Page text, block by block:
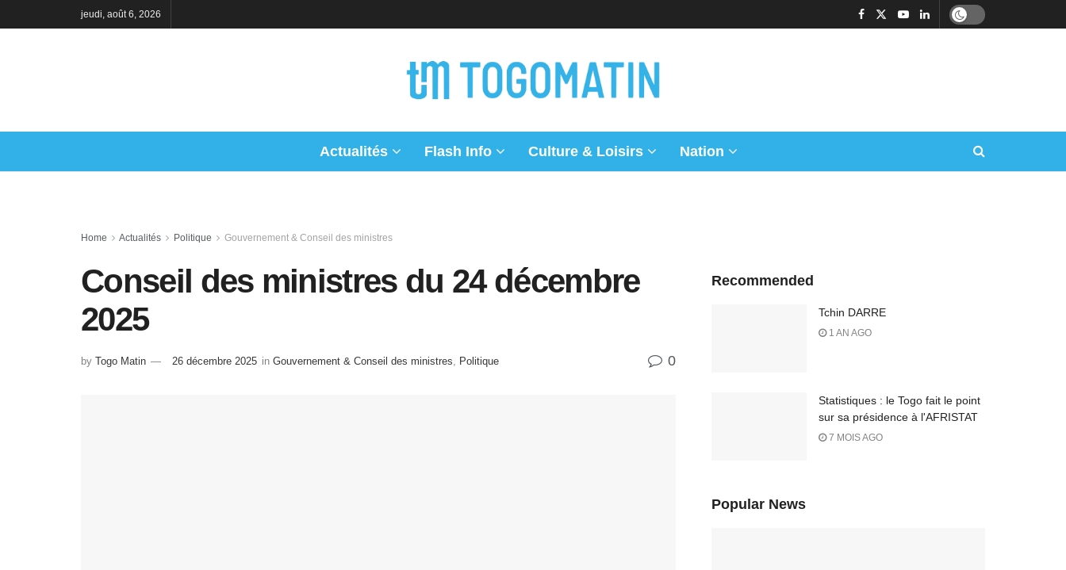
jeudi, août 6, 2026
Actualités Flash Info Culture & Loisirs Nation
Home Actualités Politique Gouvernement & Conseil des ministres
Conseil des ministres du 24 décembre
2025
by Togo Matin 26 décembre 2025 in Gouvernement & Conseil des ministres Politique 0
Recommended
Tchin DARRE
1 AN AGO
Statistiques : le Togo fait le point
sur sa présidence à l'AFRISTAT
7 MOIS AGO
Popular News